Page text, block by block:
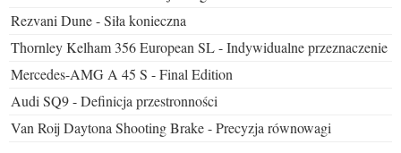
Rezvani Dune - Siła konieczna
Thornley Kelham 356 European SL - Indywidualne przeznaczenie
Mercedes-AMG A 45 S - Final Edition
Audi SQ9 - Definicja przestronności
Van Roij Daytona Shooting Brake - Precyzja równowagi